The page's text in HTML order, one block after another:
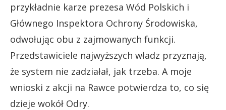
przykładnie karze prezesa Wód Polskich i
Głównego Inspektora Ochrony Środowiska,
odwołując obu z zajmowanych funkcji.
Przedstawiciele najwyższych władz przyznają,
że system nie zadziałał, jak trzeba. A moje
wnioski z akcji na Rawce potwierdza to, co się
dzieje wokół Odry.